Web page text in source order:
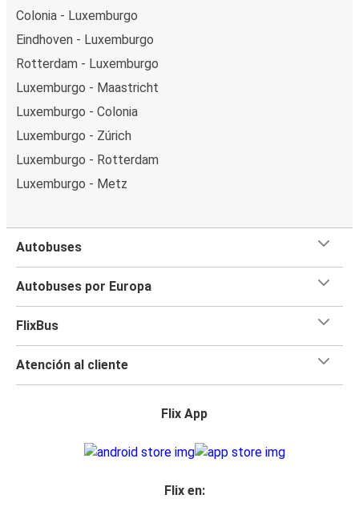
Colonia - Luxemburgo
Eindhoven - Luxemburgo
Rotterdam - Luxemburgo
Luxemburgo - Maastricht
Luxemburgo - Colonia
Luxemburgo - Zúrich
Luxemburgo - Rotterdam
Luxemburgo - Metz
Autobuses
Autobuses por Europa
FlixBus
Atención al cliente
Flix App
Flix en: